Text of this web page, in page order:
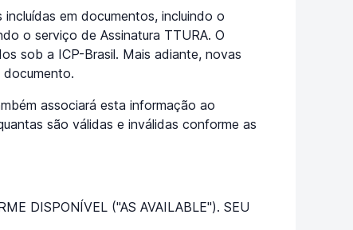
em documentos, incluindo o
o serviço de Assinatura TTURA. O
sob a ICP-Brasil. Mais adiante, novas
associará esta informação ao
são válidas e inválidas conforme as
DISPONÍVEL ("AS AVAILABLE"). SEU